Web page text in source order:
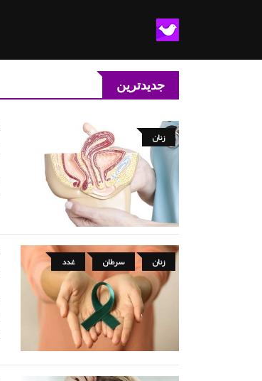
جدیدترین
زنان
زنان سرطان غدد